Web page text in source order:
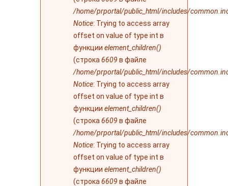
/home/prportal/public_html/includes/
Notice: Trying to access array
offset on value of type int в
функции element_children()
(строка 6609 в файле
/home/prportal/public_html/includes/
Notice: Trying to access array
offset on value of type int в
функции element_children()
(строка 6609 в файле
/home/prportal/public_html/includes/
Notice: Trying to access array
offset on value of type int в
функции element_children()
(строка 6609 в файле